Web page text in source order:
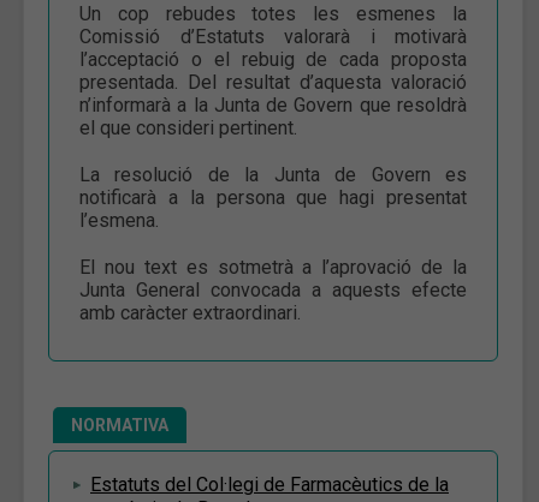
Un cop rebudes totes les esmenes la
Comissió d’Estatuts valorarà i motivarà
l’acceptació o el rebuig de cada proposta
presentada. Del resultat d’aquesta valoració
n’informarà a la Junta de Govern que resoldrà
el que consideri pertinent.
La resolució de la Junta de Govern es
notificarà a la persona que hagi presentat
l’esmena.
El nou text es sotmetrà a l’aprovació de la
Junta General convocada a aquests efecte
amb caràcter extraordinari.
NORMATIVA
Estatuts del Col·legi de Farmacèutics de la